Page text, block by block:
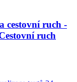
cestovní ruch -
ruch